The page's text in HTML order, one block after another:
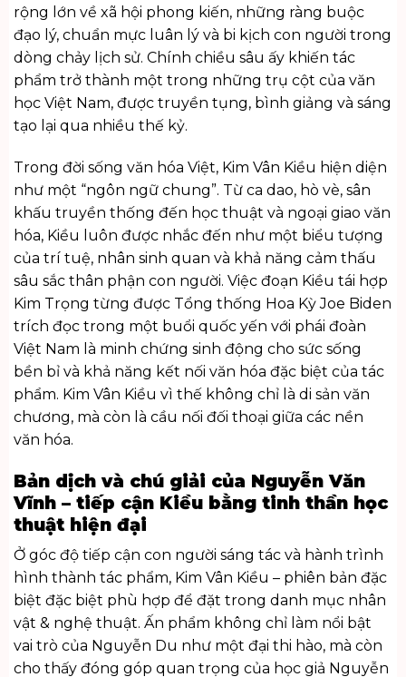
rộng lớn về xã hội phong kiến, những ràng buộc
đạo lý, chuẩn mực luân lý và bi kịch con người trong
dòng chảy lịch sử. Chính chiều sâu ấy khiến tác
phẩm trở thành một trong những trụ cột của văn
học Việt Nam, được truyền tụng, bình giảng và sáng
tạo lại qua nhiều thế kỷ.
Trong đời sống văn hóa Việt, Kim Vân Kiều hiện diện
như một “ngôn ngữ chung”. Từ ca dao, hò vè, sân
khấu truyền thống đến học thuật và ngoại giao văn
hóa, Kiều luôn được nhắc đến như một biểu tượng
của trí tuệ, nhân sinh quan và khả năng cảm thấu
sâu sắc thân phận con người. Việc đoạn Kiều tái hợp
Kim Trọng từng được Tổng thống Hoa Kỳ Joe Biden
trích đọc trong một buổi quốc yến với phái đoàn
Việt Nam là minh chứng sinh động cho sức sống
bền bỉ và khả năng kết nối văn hóa đặc biệt của tác
phẩm. Kim Vân Kiều vì thế không chỉ là di sản văn
chương, mà còn là cầu nối đối thoại giữa các nền
văn hóa.
Bản dịch và chú giải của Nguyễn Văn
Vĩnh – tiếp cận Kiều bằng tinh thần học
thuật hiện đại
Ở góc độ tiếp cận con người sáng tác và hành trình
hình thành tác phẩm, Kim Vân Kiều – phiên bản đặc
biệt đặc biệt phù hợp để đặt trong danh mục nhân
vật & nghệ thuật. Ấn phẩm không chỉ làm nổi bật
vai trò của Nguyễn Du như một đại thi hào, mà còn
cho thấy đóng góp quan trọng của học giả Nguyễn